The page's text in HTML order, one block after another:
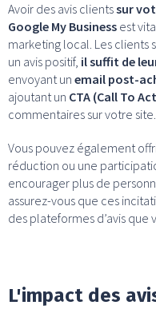
Avoir des avis clientssur
Google My Business est
marketing local. Les clients
un avis positif, il suffit de
envoyant un email post-
ajoutant un CTA (Call To
commentaires sur votre site.
Vous pouvez également
réduction ou une
encourager plus de
assurez-vous que ces
des plateformes d’avis que
L'impact des